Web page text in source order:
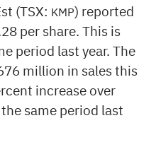
(TSX: KMP) reported
per share. This is
period last year. The
million in sales this
increase over
same period last